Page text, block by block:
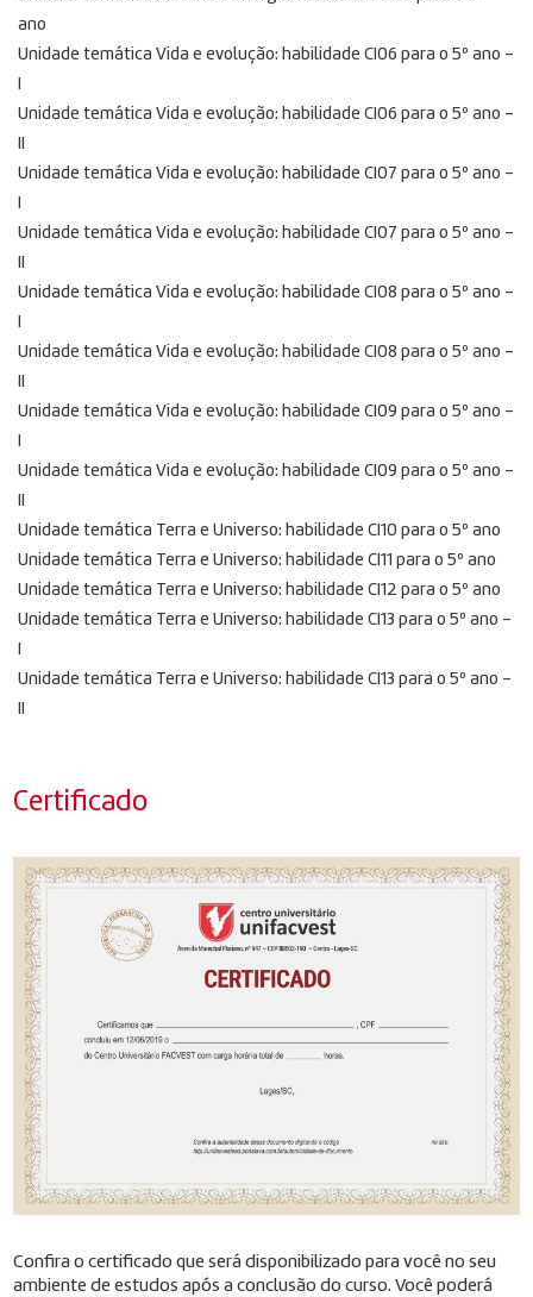
ano
Unidade temática Vida e evolução: habilidade CI06 para o 5º ano –
Unidade temática Vida e evolução: habilidade CI06 para o 5º ano –
Unidade temática Vida e evolução: habilidade CI07 para o 5º ano –
Unidade temática Vida e evolução: habilidade CI07 para o 5º ano –
Unidade temática Vida e evolução: habilidade CI08 para o 5º ano –
Unidade temática Vida e evolução: habilidade CI08 para o 5º ano –
Unidade temática Vida e evolução: habilidade CI09 para o 5º ano –
Unidade temática Vida e evolução: habilidade CI09 para o 5º ano –
Unidade temática Terra e Universo: habilidade CI10 para o 5º ano
Unidade temática Terra e Universo: habilidade CI11 para o 5º ano
Unidade temática Terra e Universo: habilidade CI12 para o 5º ano
Unidade temática Terra e Universo: habilidade CI13 para o 5º ano –
Unidade temática Terra e Universo: habilidade CI13 para o 5º ano –
Certificado
Confira o certificado que será disponibilizado para você no seu
ambiente de estudos após a conclusão do curso. Você poderá